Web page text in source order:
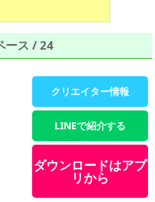
ース / 24
クリエイター情報
LINEで紹介する
ダウンロードはアプ
リから